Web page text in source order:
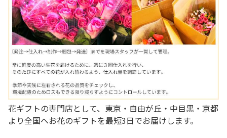
花ギフトの専門店として、東京・自由が丘・中目黒・京都
より全国へお花のギフトを最短3日でお届けします。